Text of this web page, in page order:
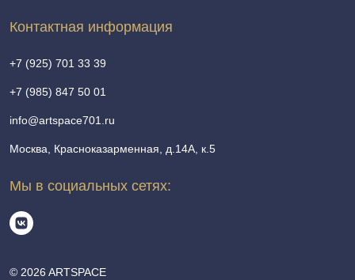
© 2026 ARTSPACE
Контактная информация
+7 (925) 701 33 39
+7 (985) 847 50 01
info@artspace701.ru
Москва, Красноказарменная, д.14А, к.5
Мы в социальных сетях: